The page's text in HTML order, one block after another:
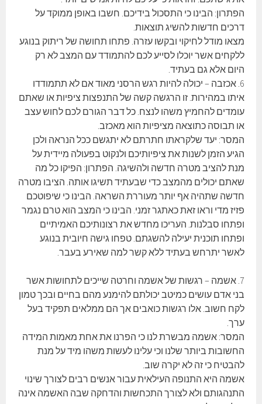
הפתרון: הבינו כי התסכול בידיכם. חשבו באופן ממוקד על
דרכים חדשות להשיג תוצאות.
מצאו מודל לחיקוי ובקשו עזרה. פתחו תחושה של ריתוק בנוגע
ללקחים אשר יוכלו לסייע לכם להתמודד עם המצב לא רק
היום אלא גם בעתיד.
6. אכזבה – יכולה להיות רגש הרסני מאוד אם לא תתמודדו
איתו במהירות. זו הרגשה קשה של התנפצות ציפיות או שאתם
עומדים להחמיץ משהו לנצח. כל דבר הגורם לכם לחוש עצב
או תבוסה כתוצאה מציפיות הוא מאכזב.
המסר: יעד שלקראתו חתרתם לא יתגשם ככל הנראה ולכן
הגיע הזמן לשנות את ציפיותיכם ולנקוט בפעולה מיידית על
מנת להציב מטרה חדשה ולהשיגה. הפתרון: הפיקו כל מה
שאתם יכולים מהמצב כדי שבעתיד תשיגו אותה. הציבו מטרה
חדשה שתהיה אף יותר מעוררת השראה. הבינו כי שיפוטכם
פזיז מדי וראו זאת כאתגר זמני. הבינו כי המצב הוא טרם נגמר
ופתחו סבלנות. העריכו מחדש את רצונותיכם האמיתיים
ופתחו תוכנית יעילה להשגתם. טפחו גישה חיובית בנוגע
לאשר יתרחש בעתיד ללא קשר למה שאירע בעבר.
7. אשמה – רגשות של אשמה וחרטה שייכים לתחושות אשר
בני אדם עושים כמיטב יכולתם להימנע מהם בחיים ובכך טמון
לקח חשוב. אלו רגשות כואבים אך הם ממלאים תפקיד בעל
ערך.
המסר: אשמה מבשרת לנו כי הפרנו את אחת מאמות המידה
החשובות ביותר שלנו וכי עלינו לעשות משהו מיד על מנת
להבטיח כי זה לא יקרה שוב.
אשמה היא התנופה העילאית עבור אנשים רבים לצורך שינוי
התנהגותם ולא לצורך התכחשות והדחקה שבה האשמה אינה